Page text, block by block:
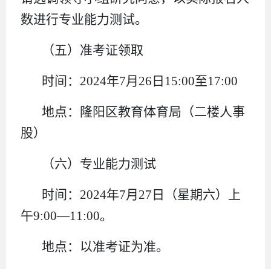
数进行专业能力测试。
（五）准考证领取
时间：2024年7月26日15:00至17:00
地点：隆阳区教育体育局（二楼人事
股）
（六）专业能力测试
时间：2024年7月27日（星期六）上
午9:00—11:00。
地点：以准考证为准。